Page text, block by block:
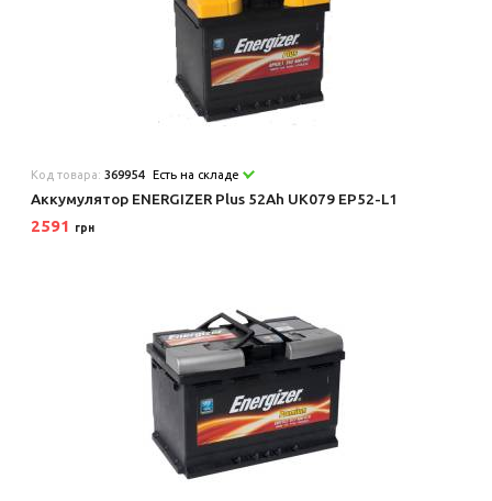
Код товара:369954 Есть на складе
Аккумулятор ENERGIZER Plus 52Ah UK079 EP52-L1
2591 грн